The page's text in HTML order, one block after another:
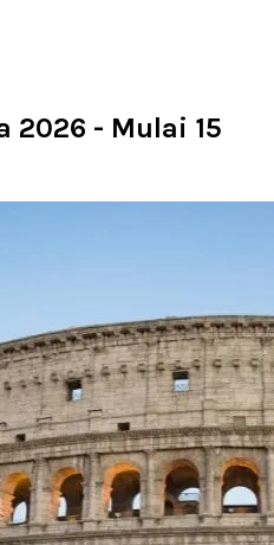
2026 - Mulai 15